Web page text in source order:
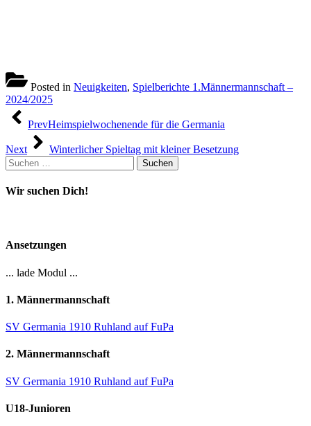
Posted in Neuigkeiten, Spielberichte 1.Männermannschaft –
2024/2025
Beitragsnavigation
PrevHeimspielwochenende für die Germania
Next
Winterlicher Spieltag mit kleiner Besetzung
Suchen
nach:
Wir suchen Dich!
Ansetzungen
... lade Modul ...
1. Männermannschaft
SV Germania 1910 Ruhland auf FuPa
2. Männermannschaft
SV Germania 1910 Ruhland auf FuPa
U18-Junioren